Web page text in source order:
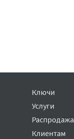
Ключи
Услуги
Распродажа
Клиентам